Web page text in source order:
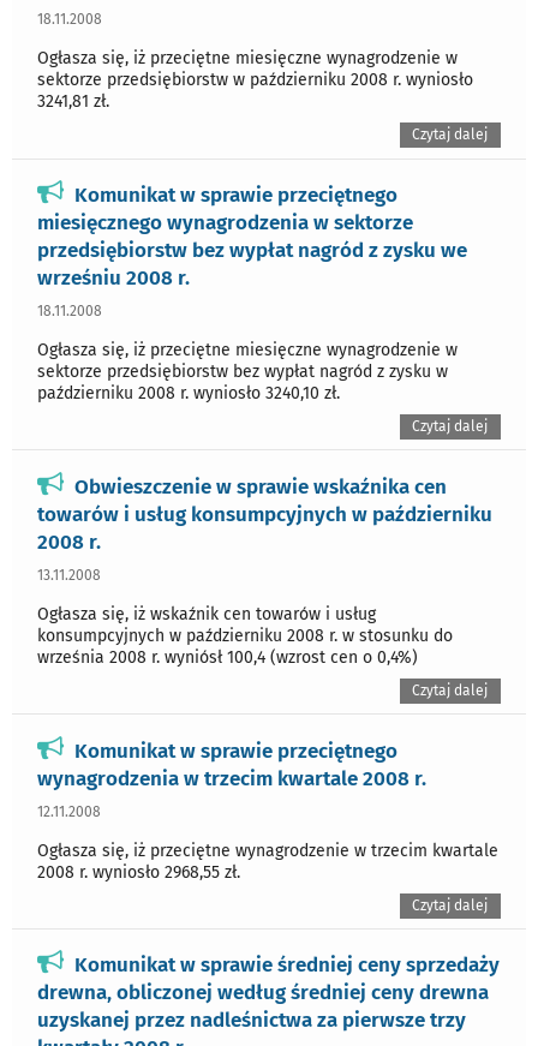
18.11.2008
Ogłasza się, iż przeciętne miesięczne wynagrodzenie w
sektorze przedsiębiorstw w październiku 2008 r. wyniosło
3241,81 zł.
Czytaj dalej
Komunikat w sprawie przeciętnego
miesięcznego wynagrodzenia w sektorze
przedsiębiorstw bez wypłat nagród z zysku we
wrześniu 2008 r.
18.11.2008
Ogłasza się, iż przeciętne miesięczne wynagrodzenie w
sektorze przedsiębiorstw bez wypłat nagród z zysku w
październiku 2008 r. wyniosło 3240,10 zł.
Czytaj dalej
Obwieszczenie w sprawie wskaźnika cen
towarów i usług konsumpcyjnych w październiku
2008 r.
13.11.2008
Ogłasza się, iż wskaźnik cen towarów i usług
konsumpcyjnych w październiku 2008 r. w stosunku do
września 2008 r. wyniósł 100,4 (wzrost cen o 0,4%)
Czytaj dalej
Komunikat w sprawie przeciętnego
wynagrodzenia w trzecim kwartale 2008 r.
12.11.2008
Ogłasza się, iż przeciętne wynagrodzenie w trzecim kwartale
2008 r. wyniosło 2968,55 zł.
Czytaj dalej
Komunikat w sprawie średniej ceny sprzedaży
drewna, obliczonej według średniej ceny drewna
uzyskanej przez nadleśnictwa za pierwsze trzy